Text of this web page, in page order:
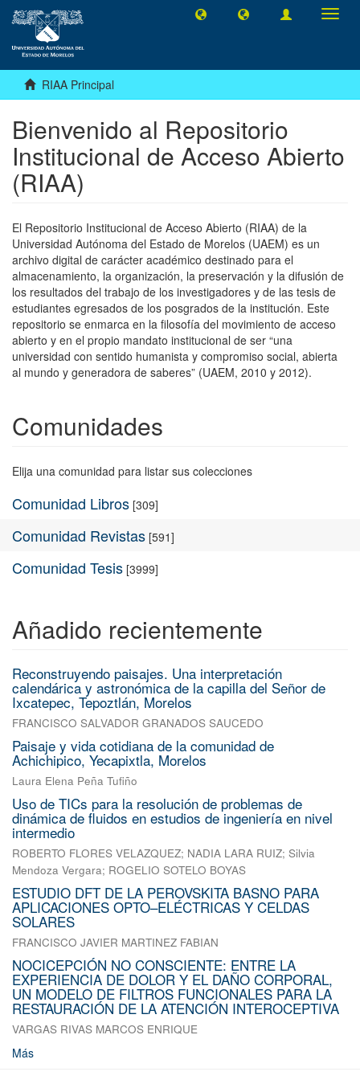
RIAA Principal
Bienvenido al Repositorio
Institucional de Acceso Abierto
(RIAA)
El Repositorio Institucional de Acceso Abierto (RIAA) de la
Universidad Autónoma del Estado de Morelos (UAEM) es un
archivo digital de carácter académico destinado para el
almacenamiento, la organización, la preservación y la difusión de
los resultados del trabajo de los investigadores y de las tesis de
estudiantes egresados de los posgrados de la institución. Este
repositorio se enmarca en la filosofía del movimiento de acceso
abierto y en el propio mandato institucional de ser “una
universidad con sentido humanista y compromiso social, abierta
al mundo y generadora de saberes” (UAEM, 2010 y 2012).
Comunidades
Elija una comunidad para listar sus colecciones
Comunidad Libros [309]
Comunidad Revistas [591]
Comunidad Tesis [3999]
Añadido recientemente
Reconstruyendo paisajes. Una interpretación
calendárica y astronómica de la capilla del Señor de
Ixcatepec, Tepoztlán, Morelos
FRANCISCO SALVADOR GRANADOS SAUCEDO
Paisaje y vida cotidiana de la comunidad de
Achichipico, Yecapixtla, Morelos
Laura Elena Peña Tufiño
Uso de TICs para la resolución de problemas de
dinámica de fluidos en estudios de ingeniería en nivel
intermedio
ROBERTO FLORES VELAZQUEZ; NADIA LARA RUIZ; Silvia
Mendoza Vergara; ROGELIO SOTELO BOYAS
ESTUDIO DFT DE LA PEROVSKITA BASNO PARA
APLICACIONES OPTO–ELÉCTRICAS Y CELDAS
SOLARES
FRANCISCO JAVIER MARTINEZ FABIAN
NOCICEPCIÓN NO CONSCIENTE: ENTRE LA
EXPERIENCIA DE DOLOR Y EL DAÑO CORPORAL,
UN MODELO DE FILTROS FUNCIONALES PARA LA
RESTAURACIÓN DE LA ATENCIÓN INTEROCEPTIVA
VARGAS RIVAS MARCOS ENRIQUE
Más